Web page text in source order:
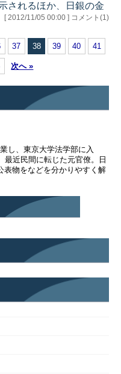
されるほか、日銀の金
されます。今回は、こ
れを受け円相場が円安
内容に注目が集まって
ぞれのURLを掲げるこ
日銀のHP…
[ 2012/11/05 00:00 ] コメント(1)
37 38 39 40 41
次へ »
し、東京大学法学部に入
最近民間に転じた元官僚。日
表物をなどを分かりやすく解